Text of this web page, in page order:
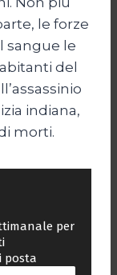
le forze
sangue le
del
indiana,
morti.
per
posta